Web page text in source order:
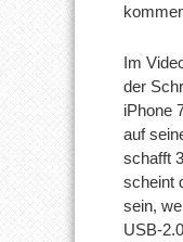
Im
der
iPhone
auf
schafft
scheint
sein,
USB-